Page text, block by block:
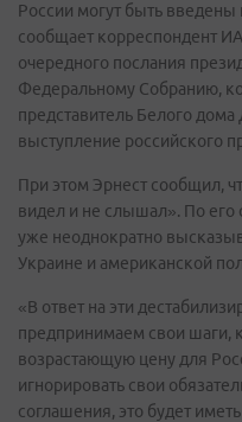
России могут быть
сообщает корреспондент
очередного послания
Федеральному Собранию,
представитель Белого
выступление российского
При этом Эрнест сообщил,
видел и не слышал». По его
уже неоднократно
Украине и американской
«В ответ на эти
предпринимаем свои шаги,
возрастающую цену для
игнорировать свои
соглашения, это будет